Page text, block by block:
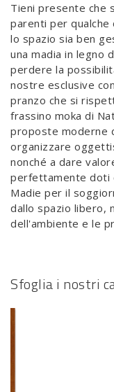
Tieni presente che
parenti per qualche
lo spazio sia ben
una madia in legno
perdere la
nostre esclusive
pranzo che si
frassino moka di
proposte moderne
organizzare
nonché a dare
perfettamente doti
Madie per il
dallo spazio libero,
dell'ambiente e le
Sfoglia i nostri